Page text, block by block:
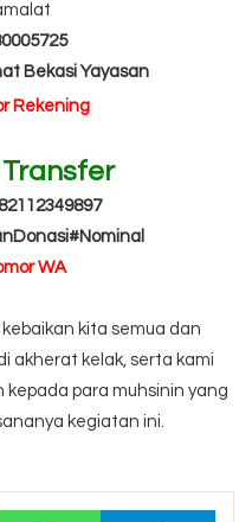
Bekasi Yayasan
Rekening
Transfer
WA
kita semua dan
akherat kelak, serta kami
kepada para muhsinin yang
kegiatan ini.
WhatsApp